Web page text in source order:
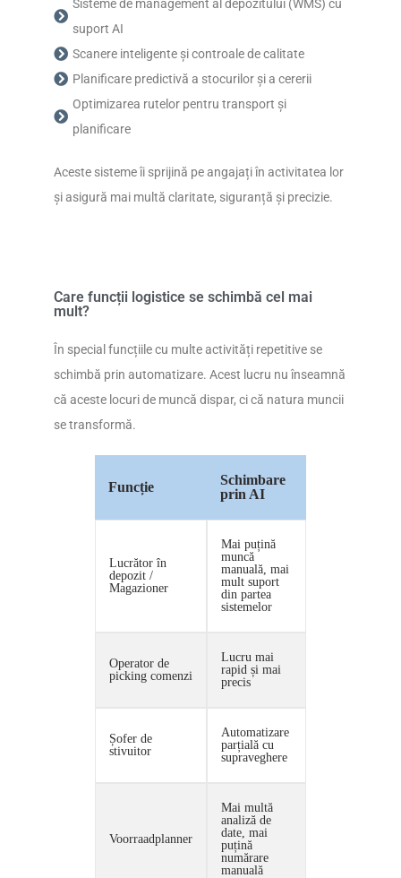
Sisteme de management al depozitului (WMS) cu
suport AI
Scanere inteligente și controale de calitate
Planificare predictivă a stocurilor și a cererii
Optimizarea rutelor pentru transport și
planificare
Aceste sisteme îi sprijină pe angajați în activitatea lor
și asigură mai multă claritate, siguranță și precizie.
Care funcții logistice se schimbă cel mai
mult?
În special funcțiile cu multe activități repetitive se
schimbă prin automatizare. Acest lucru nu înseamnă
că aceste locuri de muncă dispar, ci că natura muncii
se transformă.
Funcție
Schimbare
prin AI
Lucrător în
depozit /
Magazioner
Mai puțină
muncă
manuală, mai
mult suport
din partea
sistemelor
Operator de
picking comenzi
Lucru mai
rapid și mai
precis
Șofer de
stivuitor
Automatizare
parțială cu
supraveghere
Voorraadplanner
Mai multă
analiză de
date, mai
puțină
numărare
manuală